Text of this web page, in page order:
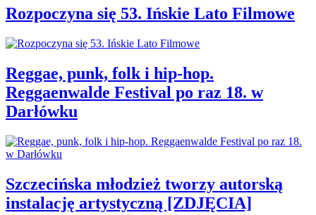
Rozpoczyna się 53. Ińskie Lato Filmowe
Reggae, punk, folk i hip-hop.
Reggaenwalde Festival po raz 18. w
Darłówku
Szczecińska młodzież tworzy autorską
instalację artystyczną [ZDJĘCIA]